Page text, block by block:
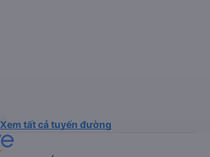
Xem tất cả tuyến đường